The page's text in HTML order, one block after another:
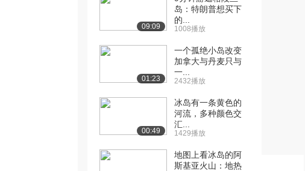
09:09
岛：特朗普想买下
的...
1008播放
01:23
一个孤绝小岛改变
加拿大与丹麦只与
一...
2432播放
00:49
冰岛有一条黄色的
河流，多种颜色交
汇...
1429播放
地图上看冰岛的阿
斯基亚火山：地热